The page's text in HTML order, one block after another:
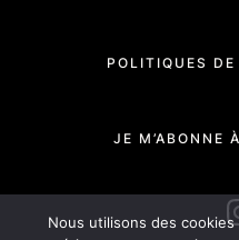
POLITIQUES
JE M’ABONNE
Nous utilisons des